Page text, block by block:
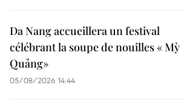
Da Nang accueillera un festival
célébrant la soupe de nouilles « Mỳ
Quảng»
05/08/2026 14:44